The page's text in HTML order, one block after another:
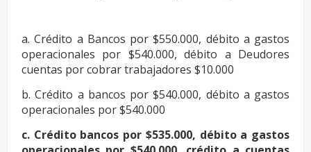
a. Crédito a Bancos por $550.000, débito a gastos
operacionales por $540.000, débito a Deudores
cuentas por cobrar trabajadores $10.000
b. Crédito a bancos por $540.000, débito a gastos
operacionales por$540.000
c. Crédito bancos por $535.000, débito a gastos